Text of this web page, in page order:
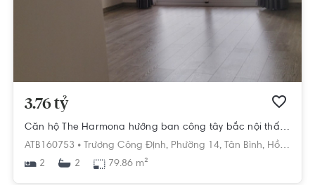
3.76 tỷ
Căn hộ The Harmona hướng ban công tây bắc nội thất cơ bản diện tích 79.86m²
ATB160753 • Trương Công Định, Phường 14, Tân Bình, Hồ Chí Minh
2
2 79.86 m²